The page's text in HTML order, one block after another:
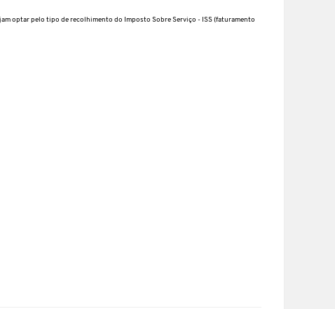
optar pelo tipo de recolhimento do Imposto Sobre Serviço - ISS (faturamento